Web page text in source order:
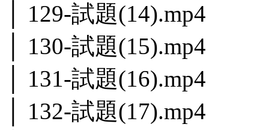
│ 129-試題(14).mp4
│ 130-試題(15).mp4
│ 131-試題(16).mp4
│ 132-試題(17).mp4